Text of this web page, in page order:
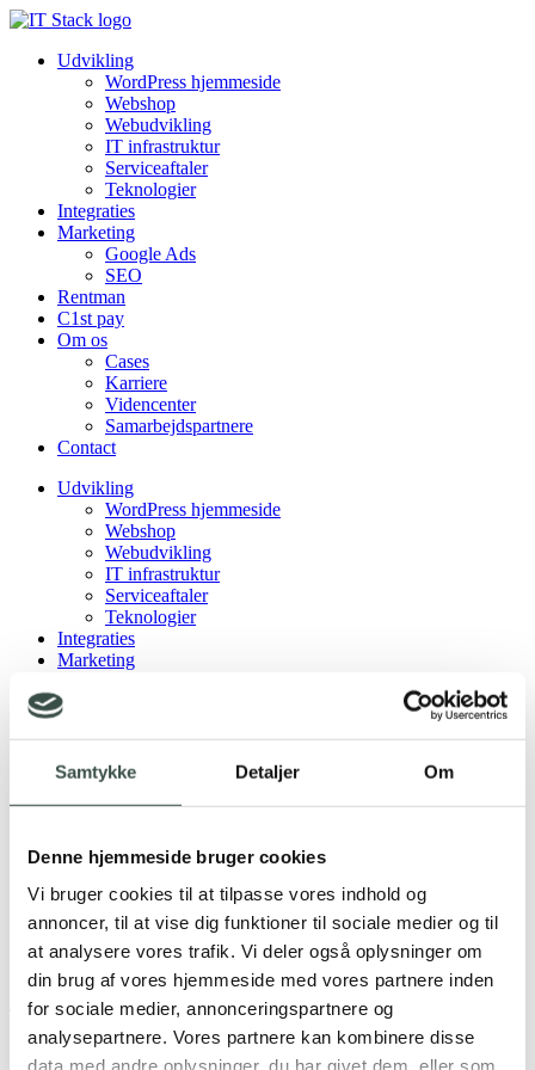
Samtykke Detaljer Om
Denne hjemmeside bruger cookies
Vi bruger cookies til at tilpasse vores indhold og
annoncer, til at vise dig funktioner til sociale medier og til
at analysere vores trafik. Vi deler også oplysninger om
din brug af vores hjemmeside med vores partnere inden
for sociale medier, annonceringspartnere og
analysepartnere. Vores partnere kan kombinere disse
data med andre oplysninger, du har givet dem, eller som
Udvikling
WordPress hjemmeside
Webshop
Webudvikling
IT infrastruktur
Serviceaftaler
Teknologier
Integraties
Marketing
Google Ads
SEO
Rentman
C1st pay
Om os
Cases
Karriere
Videncenter
Samarbejdspartnere
Contact
Udvikling
WordPress hjemmeside
Webshop
Webudvikling
IT infrastruktur
Serviceaftaler
Teknologier
Integraties
Marketing
C1st pay
Om os
Karriere
Samarbejdspartnere
Kategori:Systemer
Shopify